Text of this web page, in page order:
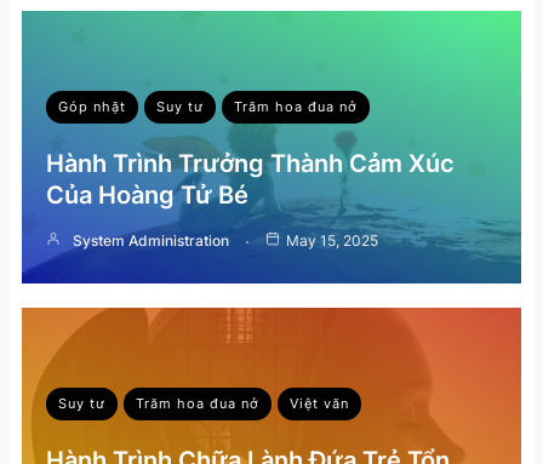
Góp nhặt Suy tư Trăm hoa đua nở
Hành Trình Trưởng Thành Cảm Xúc
Của Hoàng Tử Bé
System Administration May 15, 2025
Suy tư Trăm hoa đua nở Việt văn